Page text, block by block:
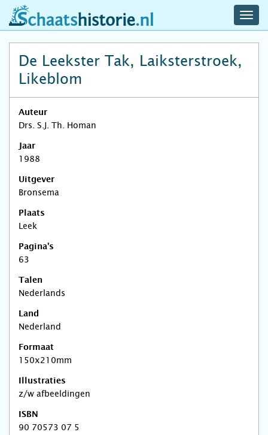
schaatshistorie.nl
De Leekster Tak, Laiksterstroek,
Likeblom
Auteur
Drs. S.J. Th. Homan
Jaar
1988
Uitgever
Bronsema
Plaats
Leek
Pagina's
63
Talen
Nederlands
Land
Nederland
Formaat
150x210mm
Illustraties
z/w afbeeldingen
ISBN
90 70573 07 5